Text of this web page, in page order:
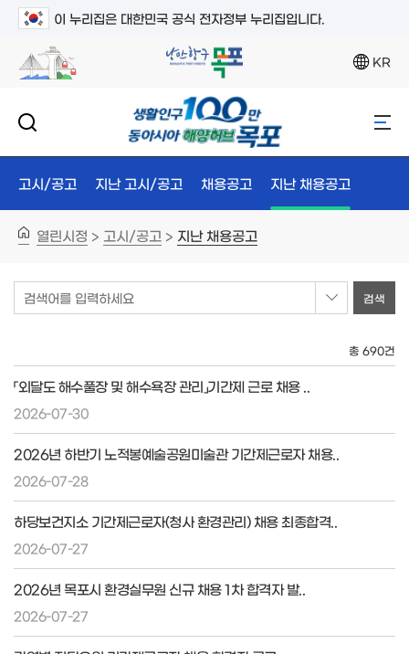
이 누리집은 대한민국 공식 전자정부 누리집입니다.
KR
고시/공고 지난 고시/공고 채용공고 지난 채용공고
열린시정 > 고시/공고 > 지난 채용공고
검색어를 입력하세요
총 690건
「외달도 해수풀장 및 해수욕장 관리」기간제 근로 채용 ..
2026-07-30
2026년 하반기 노적봉예술공원미술관 기간제근로자 채용..
2026-07-28
하당보건지소 기간제근로자(청사 환경관리) 채용 최종합격..
2026-07-27
2026년 목포시 환경실무원 신규 채용 1차 합격자 발..
2026-07-27